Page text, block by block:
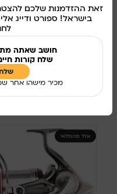
זאת ההזדמנות שלכם
בישראל! ספורט ודייג
חושב שאתה
שלח קורות
מכיר מישהו אחר
מידע נוסף
3452977
שיתוף ברשתות החברתיות:
אזל מהמלאי